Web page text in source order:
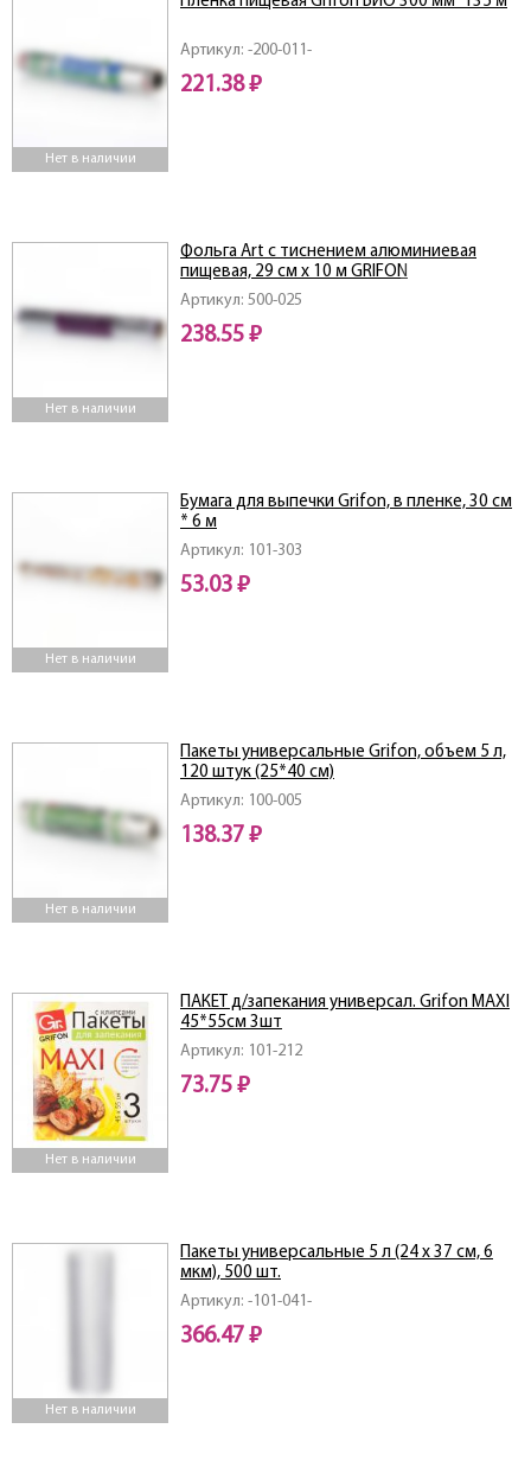
Нет в наличии
Артикул: -200-011-
221.38 ₽
Нет в наличии
Артикул: 500-025
Фольга Art с тиснением алюминиевая
пищевая, 29 см x 10 м GRIFON
238.55 ₽
Нет в наличии
Артикул: 101-303
Бумага для выпечки Grifon, в пленке, 30 см
* 6 м
53.03 ₽
Нет в наличии
Артикул: 100-005
Пакеты универсальные Grifon, объем 5 л,
120 штук (25*40 см)
138.37 ₽
Нет в наличии
Артикул: 101-212
ПАКЕТ д/запекания универсал. Grifon MAXI
45*55см 3шт
73.75 ₽
Нет в наличии
Артикул: -101-041-
Пакеты универсальные 5 л (24 х 37 см, 6
мкм), 500 шт.
366.47 ₽